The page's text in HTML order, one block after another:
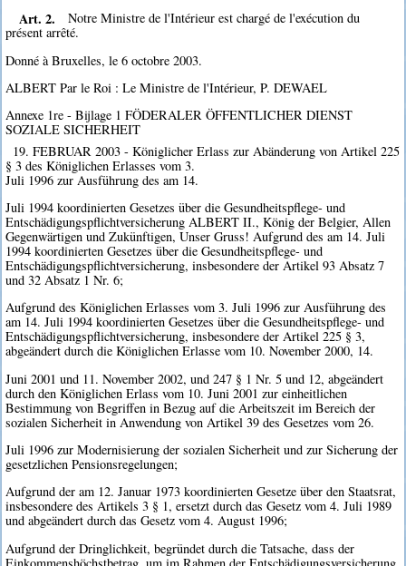
Art. 2.
Notre Ministre de l'Intérieur est chargé de l'exécution du
présent arrêté.
Donné à Bruxelles, le 6 octobre 2003.
ALBERT Par le Roi : Le Ministre de l'Intérieur, P. DEWAEL
Annexe 1re - Bijlage 1 FÖDERALER ÖFFENTLICHER DIENST
SOZIALE SICHERHEIT
19. FEBRUAR 2003 - Königlicher Erlass zur Abänderung von Artikel 225
§ 3 des Königlichen Erlasses vom 3.
Juli 1996 zur Ausführung des am 14.
Juli 1994 koordinierten Gesetzes über die Gesundheitspflege- und
Entschädigungspflichtversicherung ALBERT II., König der Belgier, Allen
Gegenwärtigen und Zukünftigen, Unser Gruss! Aufgrund des am 14. Juli
1994 koordinierten Gesetzes über die Gesundheitspflege- und
Entschädigungspflichtversicherung, insbesondere der Artikel 93 Absatz 7
und 32 Absatz 1 Nr. 6;
Aufgrund des Königlichen Erlasses vom 3. Juli 1996 zur Ausführung des
am 14. Juli 1994 koordinierten Gesetzes über die Gesundheitspflege- und
Entschädigungspflichtversicherung, insbesondere der Artikel 225 § 3,
abgeändert durch die Königlichen Erlasse vom 10. November 2000, 14.
Juni 2001 und 11. November 2002, und 247 § 1 Nr. 5 und 12, abgeändert
durch den Königlichen Erlass vom 10. Juni 2001 zur einheitlichen
Bestimmung von Begriffen in Bezug auf die Arbeitszeit im Bereich der
sozialen Sicherheit in Anwendung von Artikel 39 des Gesetzes vom 26.
Juli 1996 zur Modernisierung der sozialen Sicherheit und zur Sicherung der
gesetzlichen Pensionsregelungen;
Aufgrund der am 12. Januar 1973 koordinierten Gesetze über den Staatsrat,
insbesondere des Artikels 3 § 1, ersetzt durch das Gesetz vom 4. Juli 1989
und abgeändert durch das Gesetz vom 4. August 1996;
Aufgrund der Dringlichkeit, begründet durch die Tatsache, dass der